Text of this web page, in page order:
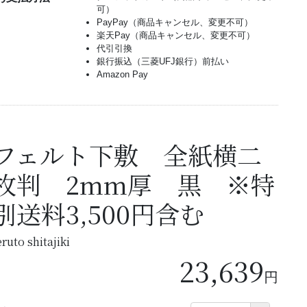
可）
PayPay（商品キャンセル、変更不可）
楽天Pay（商品キャンセル、変更不可）
代引引換
銀行振込（三菱UFJ銀行）前払い
Amazon Pay
ェルト下敷 全紙横二
判 2mm厚 黒 ※特
送料3,500円含む
shitajiki
23,639円